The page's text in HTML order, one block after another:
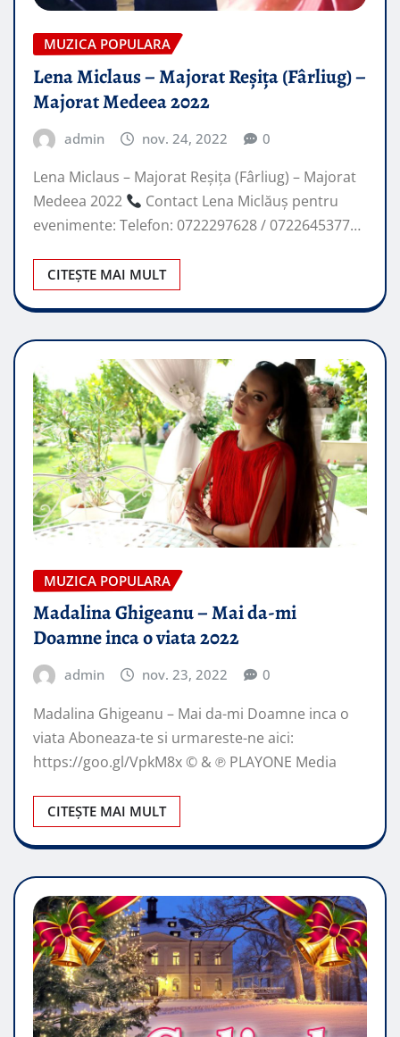
MUZICA POPULARA
Lena Miclaus – Majorat Reșița (Fârliug) –
Majorat Medeea 2022
admin nov. 24, 2022 0
Lena Miclaus – Majorat Reșița (Fârliug) – Majorat
Medeea 2022
Contact Lena Miclăuș pentru
evenimente: Telefon: 0722297628 / 0722645377…
CITEȘTE MAI MULT
MUZICA POPULARA
Madalina Ghigeanu – Mai da-mi
Doamne inca o viata 2022
admin nov. 23, 2022 0
Madalina Ghigeanu – Mai da-mi Doamne inca o
viata Aboneaza-te si urmareste-ne aici:
https://goo.gl/VpkM8x © & ℗ PLAYONE Media
CITEȘTE MAI MULT